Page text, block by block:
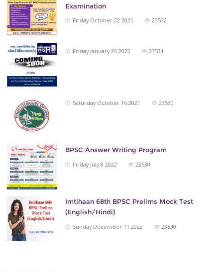
Examination
Friday October 22 2021
23532
Friday January 20 2023 23531
Saturday October 16 2021 23530
BPSC Answer Writing Program
Friday July 8 2022
23530
Imtihaan 68th BPSC Prelims Mock Test
(English/Hindi)
Sunday December 11 2022
23530